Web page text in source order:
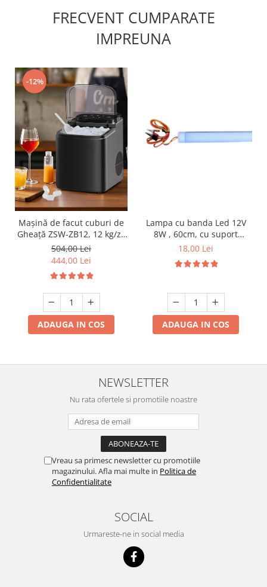
FRECVENT CUMPARATE
IMPREUNA
-12%
Mașină de facut cuburi de
Gheață ZSW-ZB12, 12 kg/zi,
Rezervor 1.2L, Panou Tactil,
Design Compact, Negru
504,00 Lei
444,00 Lei
ADAUGA IN COS
Lampa cu banda Led 12V
8W , 60cm, cu suport
aluminiu si clesti de
18,00 Lei
ADAUGA IN COS
NEWSLETTER
Nu rata ofertele si promotiile noastre
Vreau sa primesc newsletter cu promotiile
magazinului. Afla mai multe in Politica de
Confidentialitate
SOCIAL
Urmareste-ne in social media